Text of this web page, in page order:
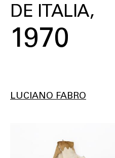
DE ITALIA
1970
LUCIANO FABRO